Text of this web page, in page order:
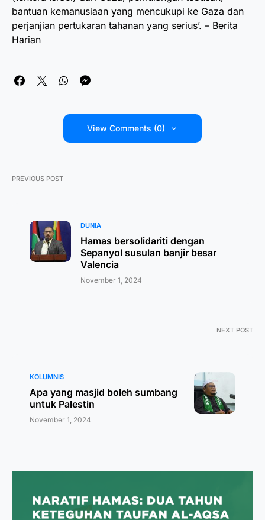
bantuan kemanusiaan yang mencukupi ke Gaza dan
perjanjian pertukaran tahanan yang serius’. – Berita
Harian
View Comments (0)
PREVIOUS POST
DUNIA
Hamas bersolidariti dengan
Sepanyol susulan banjir besar
Valencia
November 1, 2024
NEXT POST
KOLUMNIS
Apa yang masjid boleh sumbang
untuk Palestin
November 1, 2024